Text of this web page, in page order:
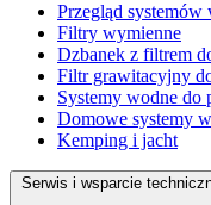
Przegląd systemów
Filtry wymienne
Dzbanek z filtrem
Filtr grawitacyjny
Systemy wodne do
Domowe systemy
Kemping i jacht
Serwis i wsparcie